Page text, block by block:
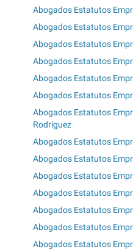
Abogados Estatutos
Abogados Estatutos
Abogados Estatutos
Abogados Estatutos
Abogados Estatutos
Abogados Estatutos
Abogados Estatutos
Rodríguez
Abogados Estatutos
Abogados Estatutos
Abogados Estatutos
Abogados Estatutos
Abogados Estatutos
Abogados Estatutos
Abogados Estatutos